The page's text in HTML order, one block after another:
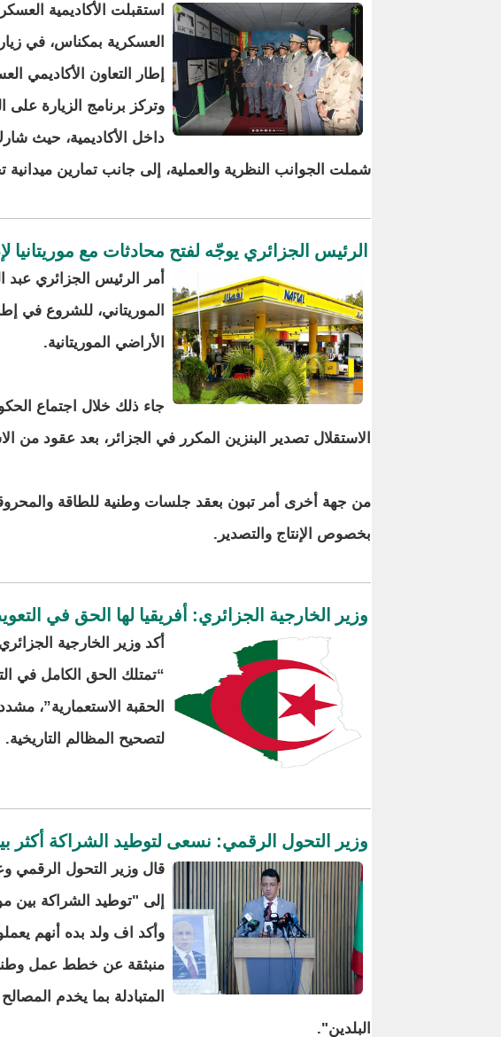
استقبلت الأكاديمية
إطار التعاون الأكاديمي
وتركز برنامج الزيارة
داخل الأكاديمية، حيث
شملت الجوانب النظرية والعملية، إلى جانب تمارين
الرئيس الجزائري يوجّه لفتح محادثات مع موريتانيا
أمر الرئيس الجزائري عبد
الموريتاني، للشروع في
الأراضي الموريتانية.
جاء ذلك خلال اجتماع
الاستقلال تصدير البنزين المكرر في الجزائر، بعد عقود من
من جهة أخرى أمر تبون بعقد جلسات وطنية للطاقة
بخصوص الإنتاج والتصدير.
وزير الخارجية الجزائري: أفريقيا لها الحق في
أكد وزير الخارجية
“تمتلك الحق الكامل في
الحقبة الاستعمارية”،
لتصحيح المظالم التاريخية.
وزير التحول الرقمي: نسعى لتوطيد الشراكة أكثر
قال وزير التحول الرقمي
إلى "توطيد الشراكة بين
وأكد اف ولد بده أنهم
منبثقة عن خطط عمل
المتبادلة بما يخدم
البلدين".